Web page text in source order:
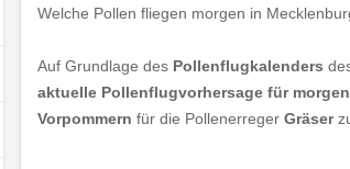
Welche Pollen fliegen morgen in
Auf Grundlage des Pollenflugkalenders
aktuelle Pollenflugvorhersage für morgen
Vorpommern für die Pollenerreger Gräser